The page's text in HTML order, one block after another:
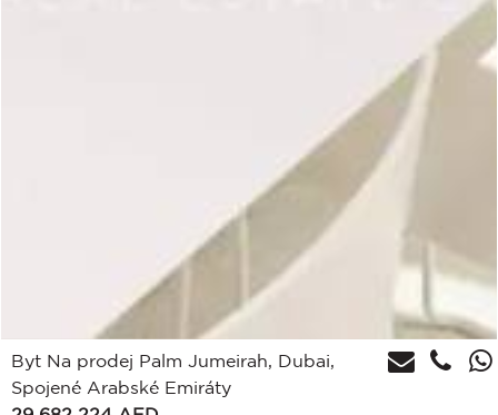
Byt Na prodej Palm Jumeirah, Dubai,
Spojené Arabské Emiráty